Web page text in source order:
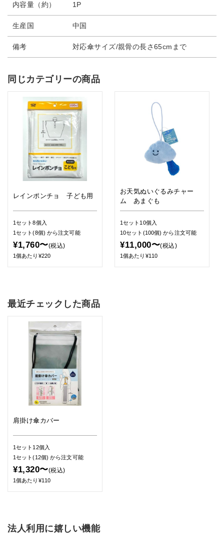
内容量（約） 1P
生産国 中国
備考 対応傘サイズ/親骨の長さ65cmまで
同じカテゴリーの商品
レインポンチョ 子ども用
1セット8個入
1セット(8個) から注文可能
¥1,760〜(税込)
1個あたり¥220
お天気ぬいぐるみチャー
ム あまぐも
1セット10個入
10セット(100個)から注文可能
¥11,000〜(税込)
1個あたり¥110
最近チェックした商品
肩掛け傘カバー
1セット12個入
1セット(12個)から注文可能
¥1,320〜(税込)
1個あたり¥110
法人利用に嬉しい機能